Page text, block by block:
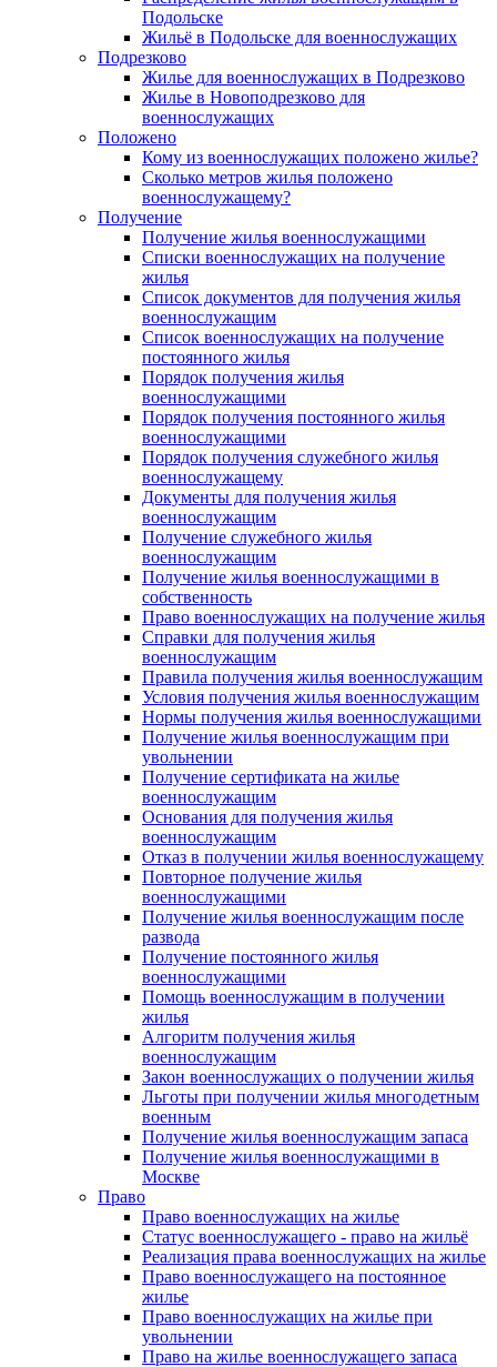
Подольске
Жильё в Подольске для военнослужащих
Подрезково
Жилье для военнослужащих в Подрезково
Жилье в Новоподрезково для
военнослужащих
Положено
Кому из военнослужащих положено жилье?
Сколько метров жилья положено
военнослужащему?
Получение
Получение жилья военнослужащими
Списки военнослужащих на получение
жилья
Список документов для получения жилья
военнослужащим
Список военнослужащих на получение
постоянного жилья
Порядок получения жилья
военнослужащими
Порядок получения постоянного жилья
военнослужащими
Порядок получения служебного жилья
военнослужащему
Документы для получения жилья
военнослужащим
Получение служебного жилья
военнослужащим
Получение жилья военнослужащими в
собственность
Право военнослужащих на получение жилья
Справки для получения жилья
военнослужащим
Правила получения жилья военнослужащим
Условия получения жилья военнослужащим
Нормы получения жилья военнослужащими
Получение жилья военнослужащим при
увольнении
Получение сертификата на жилье
военнослужащим
Основания для получения жилья
военнослужащим
Отказ в получении жилья военнослужащему
Повторное получение жилья
военнослужащими
Получение жилья военнослужащим после
развода
Получение постоянного жилья
военнослужащими
Помощь военнослужащим в получении
жилья
Алгоритм получения жилья
военнослужащим
Закон военнослужащих о получении жилья
Льготы при получении жилья многодетным
военным
Получение жилья военнослужащим запаса
Получение жилья военнослужащими в
Москве
Право
Право военнослужащих на жилье
Статус военнослужащего - право на жильё
Реализация права военнослужащих на жилье
Право военнослужащего на постоянное
жилье
Право военнослужащих на жилье при
увольнении
Право на жилье военнослужащего запаса